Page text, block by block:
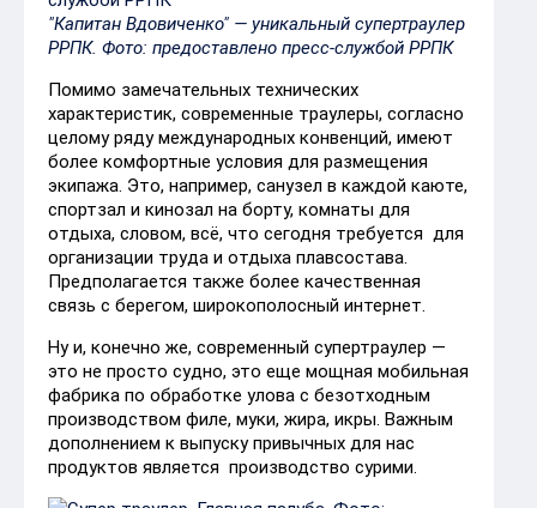
"Капитан Вдовиченко" — уникальный супертраулер
РРПК. Фото: предоставлено пресс-службой РРПК​
Помимо замечательных технических
характеристик, современные траулеры, согласно
целому ряду международных конвенций, имеют
более комфортные условия для размещения
экипажа. Это, например, санузел в каждой каюте,
спортзал и кинозал на борту, комнаты для
отдыха, словом, всё, что сегодня требуется для
организации труда и отдыха плавсостава.
Предполагается также более качественная
связь с берегом, широкополосный интернет.
Ну и, конечно же, современный супертраулер —
это не просто судно, это еще мощная мобильная
фабрика по обработке улова с безотходным
производством филе, муки, жира, икры. Важным
дополнением к выпуску привычных для нас
продуктов является производство сурими.